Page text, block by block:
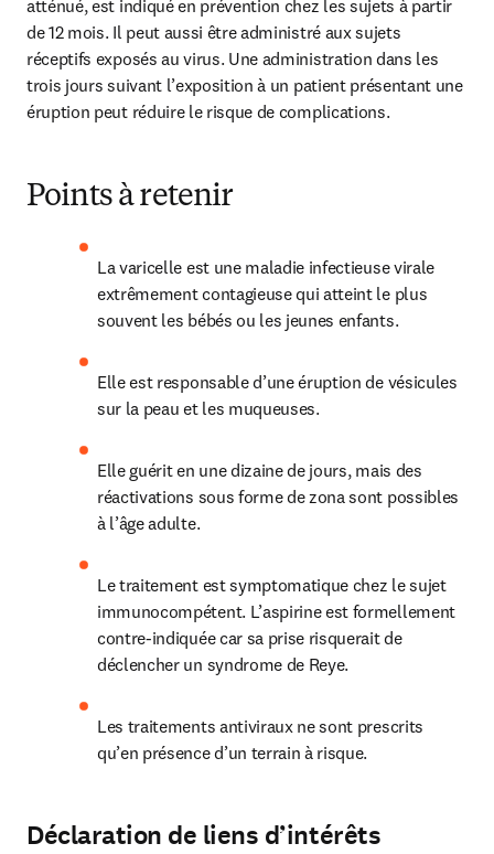
atténué, est indiqué en prévention chez les sujets à partir
de 12 mois. Il peut aussi être administré aux sujets
réceptifs exposés au virus. Une administration dans les
trois jours suivant l’exposition à un patient présentant une
éruption peut réduire le risque de complications.
Points à retenir
La varicelle est une maladie infectieuse virale
extrêmement contagieuse qui atteint le plus
souvent les bébés ou les jeunes enfants.
Elle est responsable d’une éruption de vésicules
sur la peau et les muqueuses.
Elle guérit en une dizaine de jours, mais des
réactivations sous forme de zona sont possibles
à l’âge adulte.
Le traitement est symptomatique chez le sujet
immunocompétent. L’aspirine est formellement
contre-indiquée car sa prise risquerait de
déclencher un syndrome de Reye.
Les traitements antiviraux ne sont prescrits
qu’en présence d’un terrain à risque.
Déclaration de liens d’intérêts